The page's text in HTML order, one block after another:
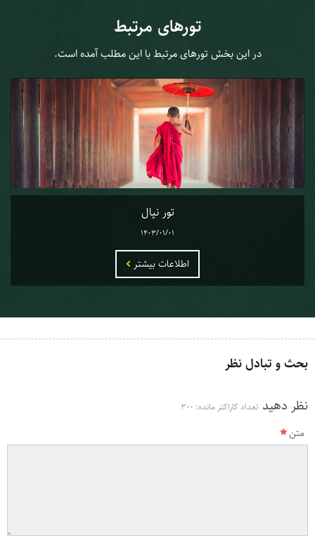
تورهای مرتبط
در این بخش تورهای مرتبط با این مطلب آمده است.
تور نپال
1403/01/01
اطلاعات بیشتر
بحث و تبادل نظر
نظر دهید تعداد کاراکتر مانده: 300
متن